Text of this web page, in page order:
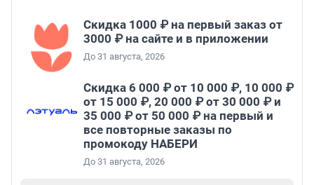
Скидка 1000 ₽ на первый заказ от
3000 ₽ на сайте и в приложении
До 31 августа, 2026
Скидка 6 000 ₽ от 10 000 ₽, 10 000 ₽
от 15 000 ₽, 20 000 ₽ от 30 000 ₽ и
35 000 ₽ от 50 000 ₽ на первый и
все повторные заказы по
промокоду НАБЕРИ
До 31 августа, 2026